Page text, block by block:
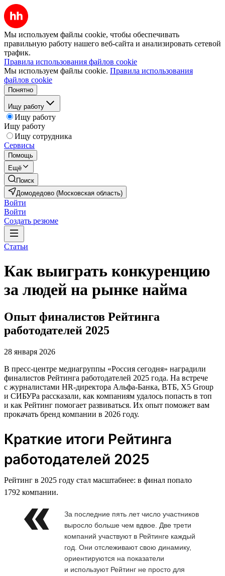
Мы используем файлы cookie, чтобы обеспечивать
правильную работу нашего веб-сайта и анализировать сетевой
трафик.
Правила использования файлов cookie
Мы используем файлы cookie. Правила использования
файлов cookie
Понятно
Ищу работу
Ищу работу
Ищу работу
Ищу сотрудника
Сервисы
Помощь
Ещё
Поиск
Домодедово (Московская область)
Войти
Войти
Создать резюме
Статьи
Как выиграть конкуренцию
за людей на рынке найма
Опыт финалистов Рейтинга
работодателей 2025
28 января 2026
В пресс-центре медиагруппы «Россия сегодня» наградили
финалистов Рейтинга работодателей 2025 года. На встрече
с журналистами HR-директора Альфа-Банка, ВТБ, X5 Group
и СИБУРа рассказали, как компаниям удалось попасть в топ
и как Рейтинг помогает развиваться. Их опыт поможет вам
прокачать бренд компании в 2026 году.
Краткие итоги Рейтинга
работодателей 2025
Рейтинг в 2025 году стал масштабнее: в финал попало
1792 компании.
За последние пять лет число участников
выросло больше чем вдвое. Две трети
компаний участвуют в Рейтинге каждый
год. Они отслеживают свою динамику,
ориентируются на показатели
и используют Рейтинг не просто для